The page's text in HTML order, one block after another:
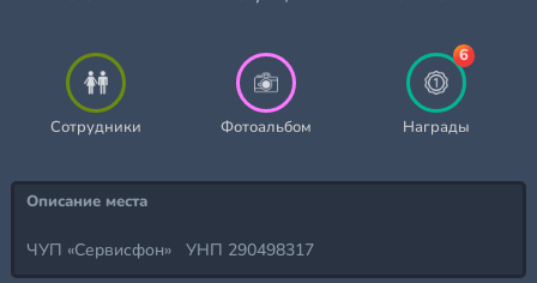
Сотрудники Фотоальбом
6
Награды
Описание места
ЧУП «Сервисфон» УНП 290498317